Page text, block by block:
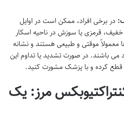
در برخی افراد، ممکن است در اوایل
قرمزی یا سوزش در ناحیه اسکار
موقتی و طبیعی هستند و نشانه
می باشند. در صورت تشدید یا تداوم این
کرده و با پزشک مشورت کنید.
مرز: یک